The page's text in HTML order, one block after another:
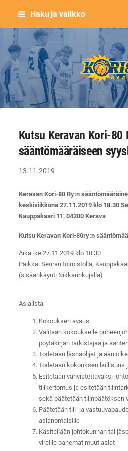
Siirry
sisältöön
Haku ja valikko
Kutsu Keravan Kori-80
sääntömääräiseen
13.11.2019
Keravan Kori-80 Ry:n
keskiviikkona 27.11.2019 klo 18.30
Kauppakaari 11, 04200 Kerava
Kutsu Keravan Kori-80ry:n
Aika: ke 27.11.2019 klo 18.30
Paikka: Seuran toimistolla,
(sisäänkäynti Nikkarinkujalla)
Asialista
Kokouksen avaus
Valitaan kokoukselle
pöytäkirjan tarkistajaa ja
Todetaan läsnäolijat ja
Todetaan kokouksen laillisuus
Esitetään vahvistettavaksi
tilikertomus ja esitetään
sekä päätetään tilinpäätöksen
Päätetään tili- ja
asianomaisille
Käsitellään johtokunnan tai
vireille panemat muut asiat